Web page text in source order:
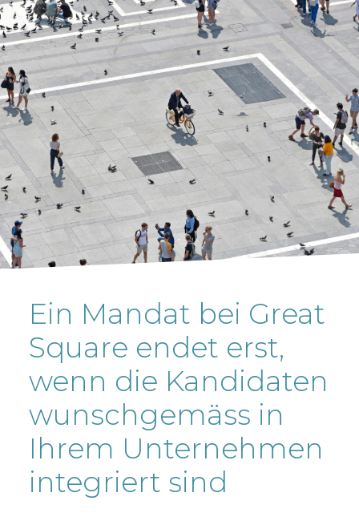
Ein Mandat bei Great
Square endet erst,
wenn die Kandidaten
wunschgemäss in
Ihrem Unternehmen
integriert sind